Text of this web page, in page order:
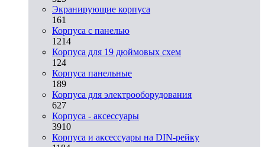
Экранирующие корпуса
161
Корпуса с панелью
1214
Корпуса для 19 дюймовых схем
124
Корпуса панельные
189
Корпуса для электрооборудования
627
Корпуса - аксессуары
3910
Корпуса и аксессуары на DIN-рейку